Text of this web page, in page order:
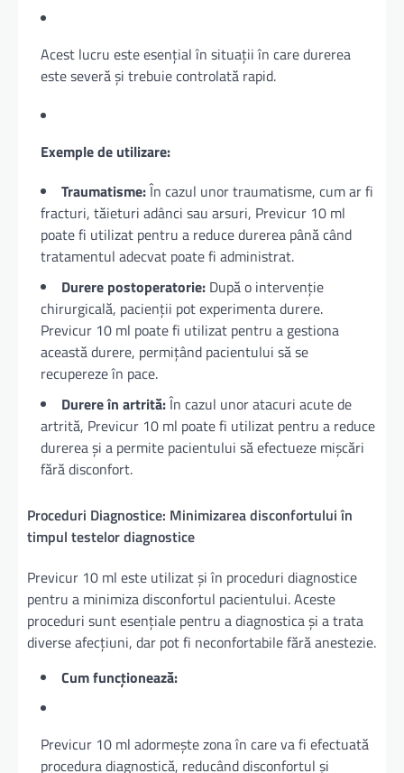
Acest lucru este esențial în situații în care durerea
este severă și trebuie controlată rapid.
Exemple de utilizare:
Traumatisme:În cazul unor traumatisme, cum ar fi
fracturi, tăieturi adânci sau arsuri, Previcur 10 ml
poate fi utilizat pentru a reduce durerea până când
tratamentul adecvat poate fi administrat.
Durere postoperatorie: După o intervenție
chirurgicală, pacienții pot experimenta durere.
Previcur 10 ml poate fi utilizat pentru a gestiona
această durere, permițând pacientului să se
recupereze în pace.
Durere în artrită:În cazul unor atacuri acute de
artrită, Previcur 10 ml poate fi utilizat pentru a reduce
durerea și a permite pacientului să efectueze mișcări
fără disconfort.
Proceduri Diagnostice: Minimizarea disconfortului în
timpul testelor diagnostice
Previcur 10 ml este utilizat și în proceduri diagnostice
pentru a minimiza disconfortul pacientului. Aceste
proceduri sunt esențiale pentru a diagnostica și a trata
diverse afecțiuni, dar pot fi neconfortabile fără anestezie.
Cum funcționează:
Previcur 10 ml adormește zona în care va fi efectuată
procedura diagnostică, reducând disconfortul și